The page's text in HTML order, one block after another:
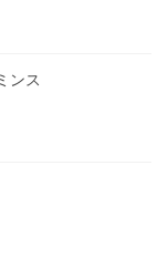
ンス